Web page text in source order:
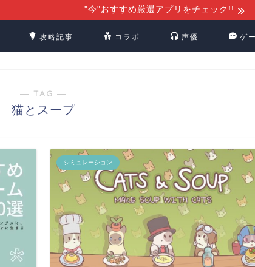
"今"おすすめ厳選アプリをチェック!!
攻略記事 コラボ 声優 ゲ
― TAG ―
猫とスープ
シミュレーション